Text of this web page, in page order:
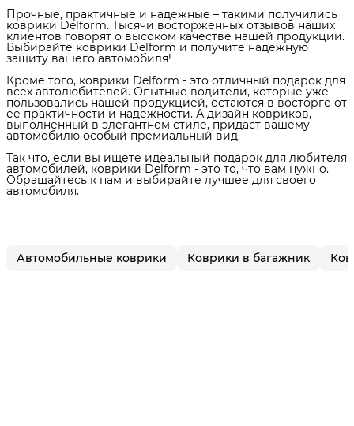
Прочные, практичные и надежные – такими получились
коврики Delform. Тысячи восторженных отзывов наших
клиентов говорят о высоком качестве нашей продукции.
Выбирайте коврики Delform и получите надежную
защиту вашего автомобиля!
Кроме того, коврики Delform - это отличный подарок для
всех автолюбителей. Опытные водители, которые уже
пользовались нашей продукцией, остаются в восторге от
ее практичности и надежности. А дизайн ковриков,
выполненный в элегантном стиле, придаст вашему
автомобилю особый премиальный вид.
Так что, если вы ищете идеальный подарок для любителя
автомобилей, коврики Delform - это то, что вам нужно.
Обращайтесь к нам и выбирайте лучшее для своего
автомобиля.
Автомобильные коврики Коврики в багажник